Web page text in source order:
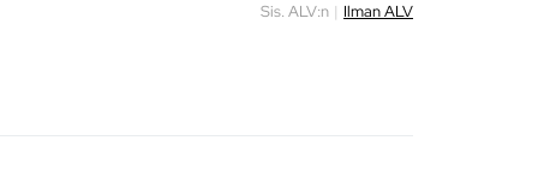
Sis. ALV:n | Ilman ALV